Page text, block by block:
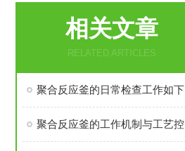
相关文章
RELATED ARTICLES
聚合反应釜的日常检查工作如下